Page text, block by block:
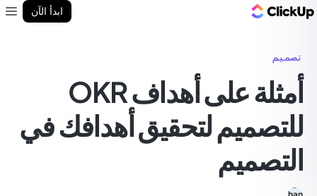
ابدأ الآن
تصميم
أمثلة على أهداف OKR
للتصميم لتحقيق أهدافك في
التصميم